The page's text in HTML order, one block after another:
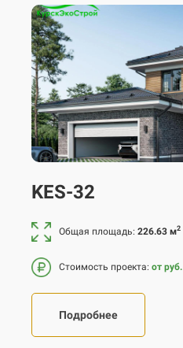
KES-32
Общая площадь: 226.63 м2
Стоимость проекта: от руб.
Подробнее